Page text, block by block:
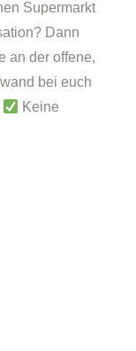
Supermarkt
Dann
an der offene,
bei euch
Keine